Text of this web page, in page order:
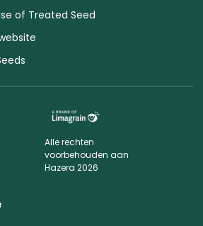
of Treated Seed
Alle rechten
voorbehouden aan
Hazera 2026